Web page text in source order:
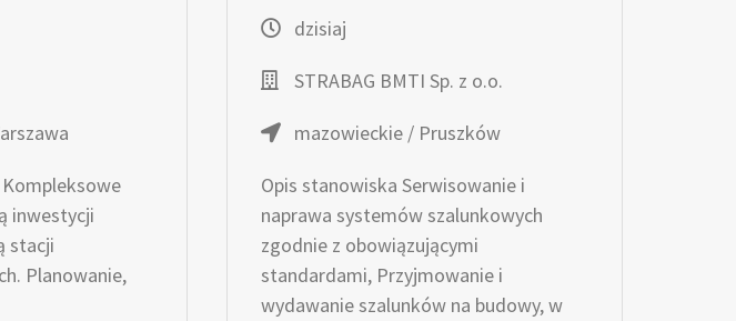
inwestycji
stacji
Planowanie,
dzisiaj
STRABAG BMTI Sp. z o.o.
mazowieckie / Pruszków
Opis stanowiska Serwisowanie i
naprawa systemów szalunkowych
zgodnie z obowiązującymi
standardami, Przyjmowanie i
wydawanie szalunków na budowy, w